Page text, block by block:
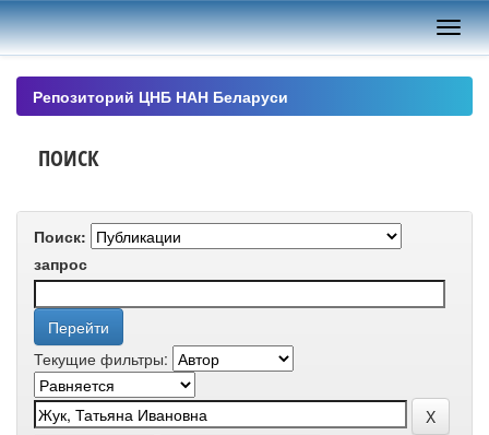
Skip
navigation
Репозиторий ЦНБ НАН Беларуси
ПОИСК
Поиск:
запрос
Текущие фильтры: